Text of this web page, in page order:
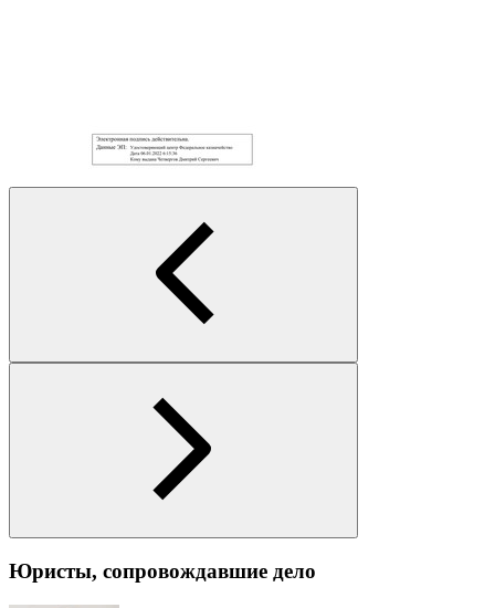
Юристы, сопровождавшие дело